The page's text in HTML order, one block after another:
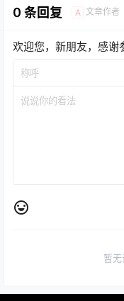
0 条回复 A 文章作者
欢迎您，新朋友，感谢
暂